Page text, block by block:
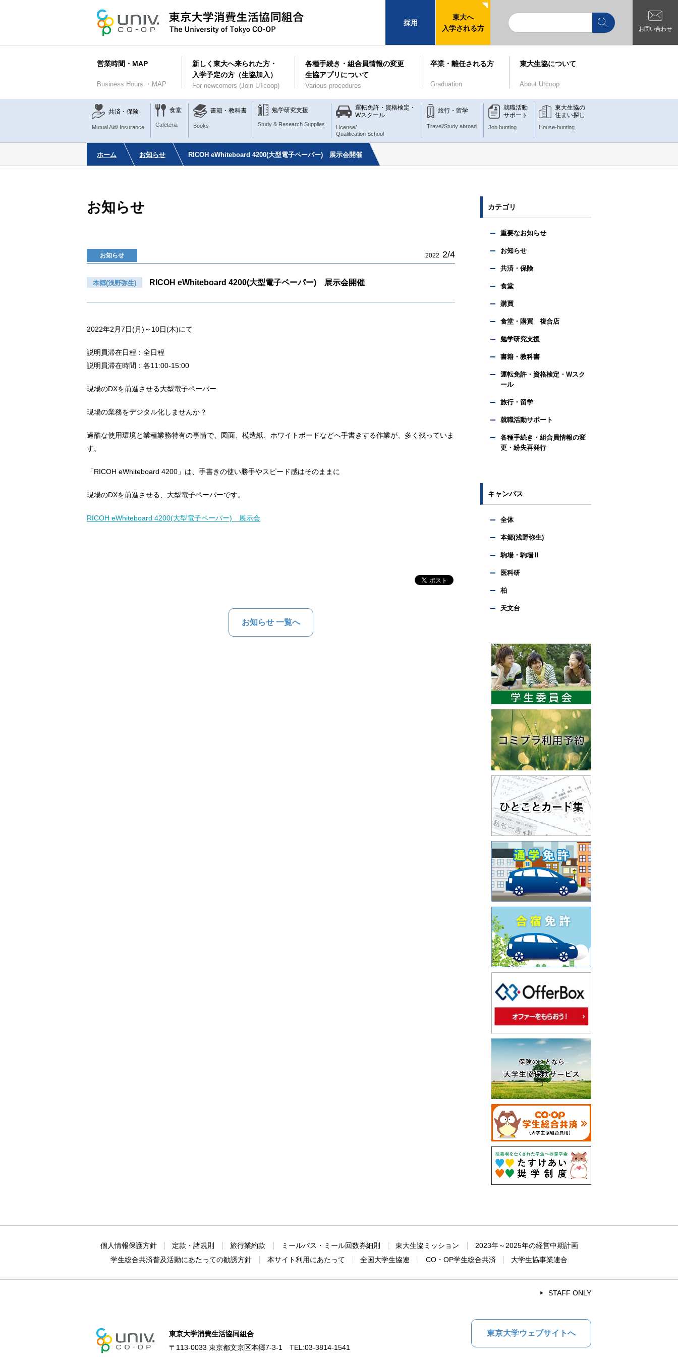
採用
東大へ
入学される方
お問い合わせ
営業時間・MAP
Business Hours ・MAP
新しく東大へ来られた方・
入学予定の方（生協加入）
For newcomers (Join UTcoop)
各種手続き・組合員情報の変更
生協アプリについて
Various procedures
卒業・離任される方
Graduation
東大生協について
About Utcoop
共済・保険
Mutual Aid/ Insurance
食堂
Cafeteria
書籍・教科書
Books
勉学研究支援
Study & Research Supplies
運転免許・資格検定・
Wスクール
License/
Qualification School
旅行・留学
Travel/Study abroad
就職活動
サポート
Job hunting
東大生協の
住まい探し
House-hunting
ホーム お知らせ RICOH eWhiteboard 4200(大型電子ペーパー) 展示会開催
お知らせ
お知らせ 2022 2/4
本郷(浅野弥生) RICOH eWhiteboard 4200(大型電子ペーパー) 展示会開催
2022年2月7日(月)～10日(木)にて
説明員滞在日程：全日程
説明員滞在時間：各11:00-15:00
現場のDXを前進させる大型電子ペーパー
現場の業務をデジタル化しませんか？
過酷な使用環境と業種業務特有の事情で、図面、模造紙、ホワイトボードなどへ手書きする作業が、多く残っていま
す。
「RICOH eWhiteboard 4200」は、手書きの使い勝手やスピード感はそのままに
現場のDXを前進させる、大型電子ペーパーです。
RICOH eWhiteboard 4200(大型電子ペーパー) 展示会
お知らせ 一覧へ
カテゴリ
重要なお知らせ
お知らせ
共済・保険
食堂
購買
食堂・購買 複合店
勉学研究支援
書籍・教科書
運転免許・資格検定・Wスク
ール
旅行・留学
就職活動サポート
各種手続き・組合員情報の変
更・紛失再発行
キャンパス
全体
本郷(浅野弥生)
駒場・駒場Ⅱ
医科研
柏
天文台
個人情報保護方針 定款・諸規則 旅行業約款 ミールパス・ミール回数券細則 東大生協ミッション
2023年～2025年の経営中期計画
学生総合共済普及活動にあたっての勧誘方針 本サイト利用にあたって 全国大学生協連 CO・OP学生総合共済 大学生協事業連合
STAFF ONLY
東京大学消費生活協同組合
〒113-0033 東京都文京区本郷7-3-1 TEL:03-3814-1541
東京大学ウェブサイトへ